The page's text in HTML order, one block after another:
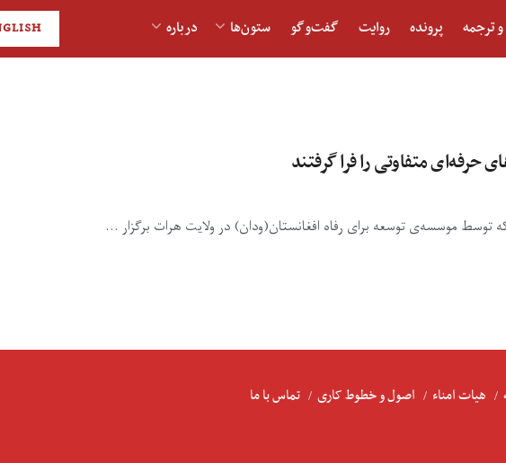
ترجمه پرونده روایت گفت‌و‎گو ستون‌ها درباره
هیات امناء اصول و خطوط کاری تماس با ما